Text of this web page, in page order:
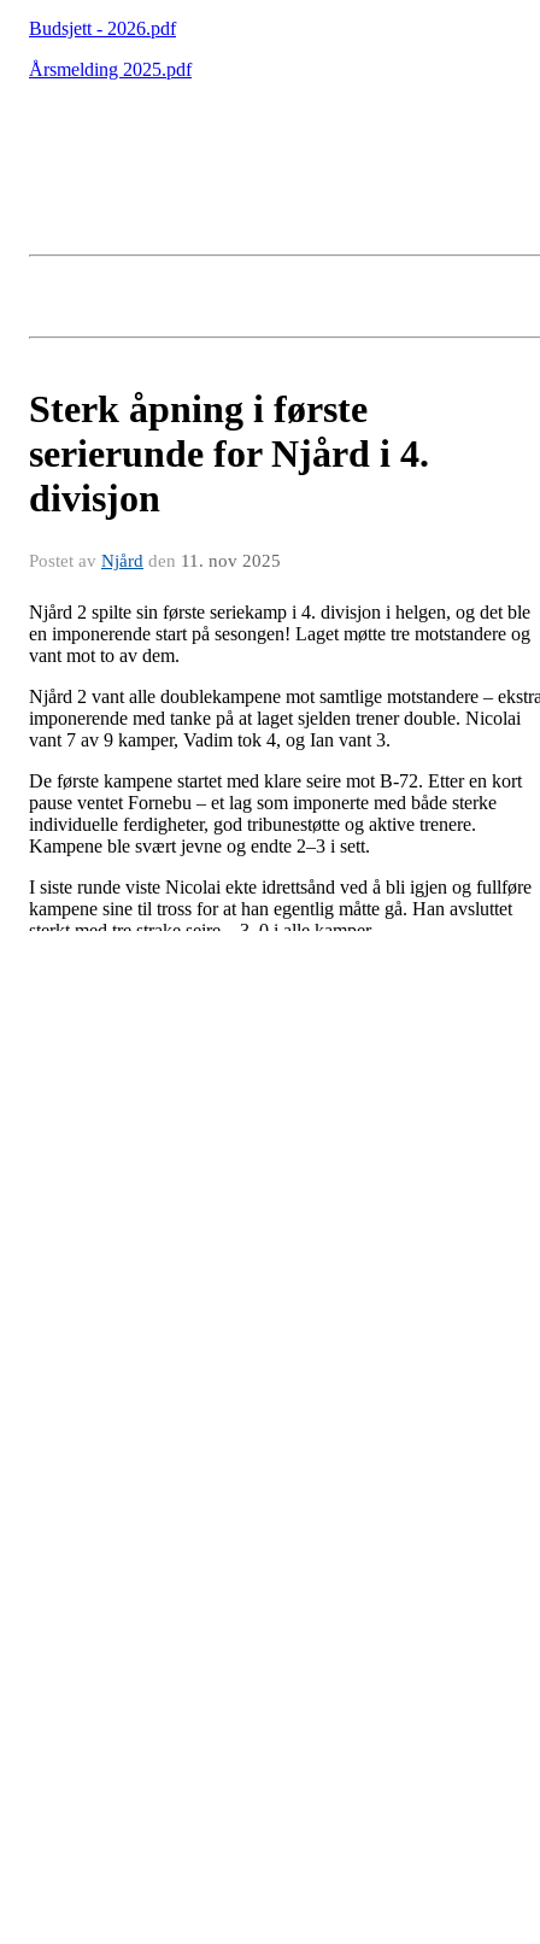
Budsjett - 2026.pdf
Årsmelding 2025.pdf
Sterk åpning i første
serierunde for Njård i 4.
divisjon
Postet av Njård den 11. nov 2025
Njård 2 spilte sin første seriekamp i 4. divisjon i helgen, og det ble
en imponerende start på sesongen! Laget møtte tre motstandere og
vant mot to av dem.
Njård 2 vant alle doublekampene mot samtlige motstandere –
imponerende med tanke på at laget sjelden trener double. Nicolai
vant 7 av 9 kamper, Vadim tok 4, og Ian vant 3.
De første kampene startet med klare seire mot B-72. Etter en kort
pause ventet Fornebu – et lag som imponerte med både sterke
individuelle ferdigheter, god tribunestøtte og aktive trenere.
Kampene ble svært jevne og endte 2–3 i sett.
I siste runde viste Nicolai ekte idrettsånd ved å bli igjen og fullføre
kampene sine til tross for at han egentlig måtte gå. Han avsluttet
sterkt med tre strake seire – 3–0 i alle kamper.